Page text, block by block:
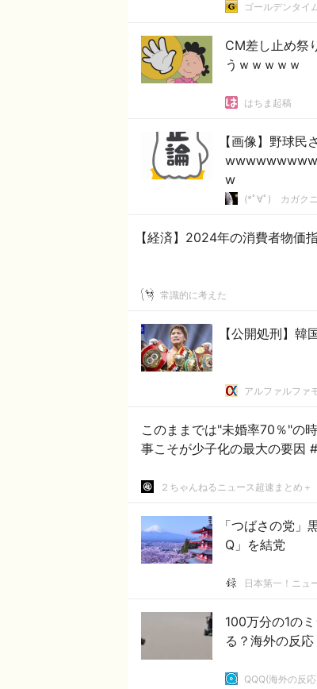
ゴールデンタイ
CM差し止め祭
うｗｗｗｗｗ
はちま起稿
【画像】野球民
w
(*ﾟ∀ﾟ)ゞカガク
【経済】2024年の消費者物価
常識的に考えた
【公開処刑】
アルファルファ
このままでは"未婚率70％"の
２ちゃんねるニュース超速まとめ＋
「つばさの党
Q」を結党
日本第一！ニュ
100万分の1の
る？海外の反応
QQQ(海外の反